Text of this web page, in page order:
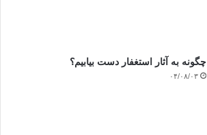
چگونه به آثار استغفار دست بیابیم؟
۰۴/۰۸/۰۳